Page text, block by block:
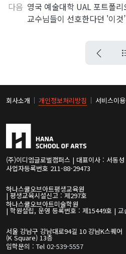
다음 영국 예술대학 UAL 포트폴
교수님들이 선호한다던 '이것
회사소개 개인정보처리방침 서비스이
(주)이디엠글로벌캠퍼스 | 대표이사 : 서동성
사업자등록번호 211-88-29473
하나스쿨오브아트평생교육원
| 평생교육시설신고 : 제297호
하나스쿨오브아트미술학원
| 학원설립, 운영 등록번호 : 제15449호 | 교
서울 강남구 강남대로94길 10 강남K스퀘어
(K Square) 13층
입학문의 : Tel 02-539-5557